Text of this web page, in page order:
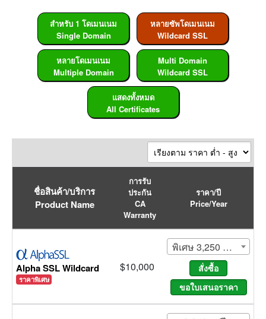
สำหรับ 1 โดเมนเนม
Single Domain
หลายซัพโดเมนเนม
Wildcard SSL
หลายโดเมนเนม
Multiple Domain
Multi Domain
Wildcard SSL
แสดงทั้งหมด
All Certificates
ชื่อสินค้า/บริการ
Product Name
การรับ
ประกัน
CA
Warranty
ราคา/ปี
Price/Year
Alpha SSL Wildcard
ราคาพิเศษ
$10,000
พิเศษ 3,250 บ./1 ปี (ปกติ